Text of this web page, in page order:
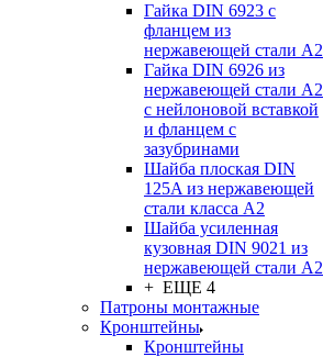
Гайка DIN 6923 с
фланцем из
нержавеющей стали А2
Гайка DIN 6926 из
нержавеющей стали А2
с нейлоновой вставкой
и фланцем с
зазубринами
Шайба плоская DIN
125A из нержавеющей
стали класса A2
Шайба усиленная
кузовная DIN 9021 из
нержавеющей стали А2
+ ЕЩЕ 4
Патроны монтажные
Кронштейны
Кронштейны